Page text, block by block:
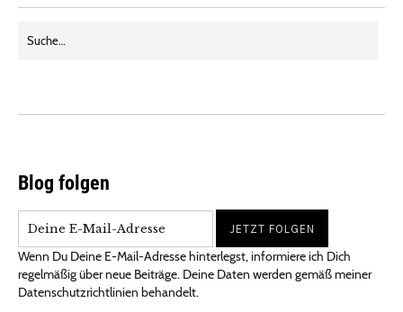
Blog folgen
Wenn Du Deine E-Mail-Adresse hinterlegst, informiere ich Dich
regelmäßig über neue Beiträge. Deine Daten werden gemäß meiner
Datenschutzrichtlinien behandelt.